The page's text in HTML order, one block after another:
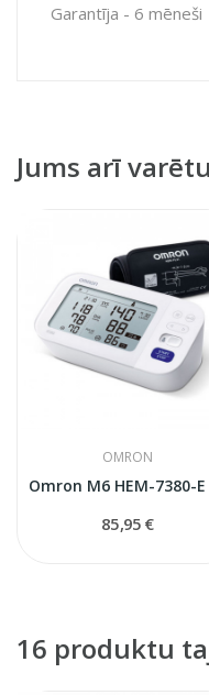
Garantīja - 6 mēneši
Jums arī
OMRON
85,95 €
16 produktu